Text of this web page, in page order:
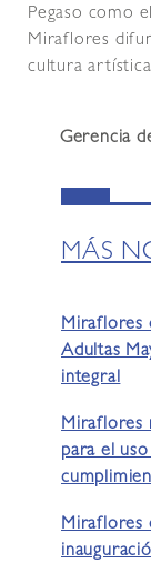
Pegaso como
Miraflores
cultura
Gerencia
MÁS
Miraflores
Adultas
integral
Miraflores
para el
Miraflores